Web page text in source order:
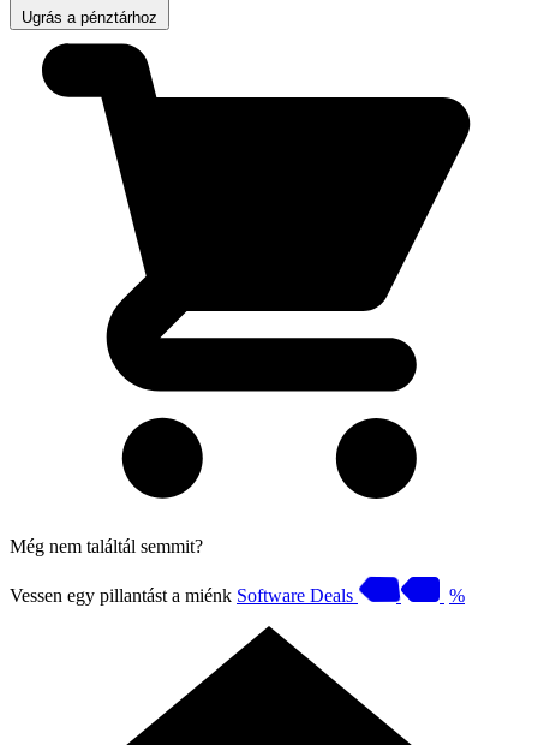
Ugrás a pénztárhoz
Még nem találtál semmit?
Vessen egy pillantást a miénk Software Deals %